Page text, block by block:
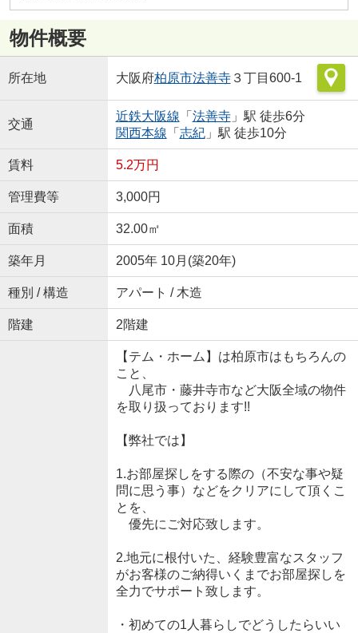
物件概要
所在地 大阪府柏原市法善寺３丁目600-1
交通
近鉄大阪線 「 法善寺」駅 徒歩6分
関西本線 「 志紀」駅 徒歩10分
賃料 5.2万円
管理費等 3,000円
面積 32.00㎡
築年月 2005年 10月(築20年)
種別 / 構造 アパート / 木造
階建 2階建
【テム・ホーム】は柏原市はもちろんの
こと、
八尾市・藤井寺市など大阪全域の物件
を取り扱っております!!
【弊社では】
1.お部屋探しをする際の（不安な事や疑
問に思う事）などをクリアにして頂くこ
とを、
優先にご対応致します。
2.地元に根付いた、経験豊富なスタッフ
がお客様のご納得いくまでお部屋探しを
全力でサポート致します。
・初めての1人暮らしでどうしたらいい